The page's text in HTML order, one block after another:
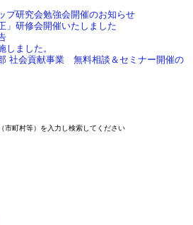
プ研究会勉強会開催のお知らせ
」研修会開催いたしました
しました。
社会貢献事業 無料相談＆セミナー開催の
市町村等）を入力し検索してください